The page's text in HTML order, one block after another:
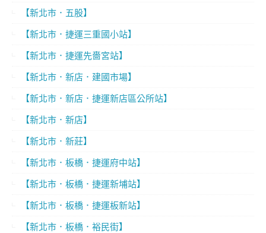
【新北市．五股】
【新北市．捷運三重國小站】
【新北市．捷運先嗇宮站】
【新北市．新店．建國市場】
【新北市．新店．捷運新店區公所站】
【新北市．新店】
【新北市．新莊】
【新北市．板橋．捷運府中站】
【新北市．板橋．捷運新埔站】
【新北市．板橋．捷運板新站】
【新北市．板橋．裕民街】